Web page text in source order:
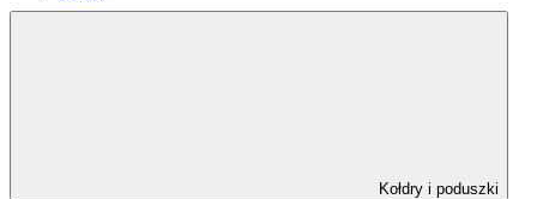
Kołdry i poduszki